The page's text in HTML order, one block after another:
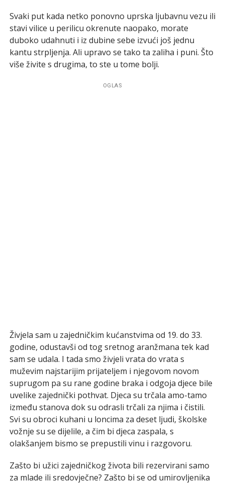
Svaki put kada netko ponovno uprska ljubavnu vezu ili
stavi vilice u perilicu okrenute naopako, morate
duboko udahnuti i iz dubine sebe izvući još jednu
kantu strpljenja. Ali upravo se tako ta zaliha i puni. Što
više živite s drugima, to ste u tome bolji.
OGLAS
Živjela sam u zajedničkim kućanstvima od 19. do 33.
godine, odustavši od tog sretnog aranžmana tek kad
sam se udala. I tada smo živjeli vrata do vrata s
muževim najstarijim prijateljem i njegovom novom
suprugom pa su rane godine braka i odgoja djece bile
uvelike zajednički pothvat. Djeca su trčala amo-tamo
između stanova dok su odrasli trčali za njima i čistili.
Svi su obroci kuhani u loncima za deset ljudi, školske
vožnje su se dijelile, a čim bi djeca zaspala, s
olakšanjem bismo se prepustili vinu i razgovoru.
Zašto bi užici zajedničkog života bili rezervirani samo
za mlade ili sredovječne? Zašto bi se od umirovljenika